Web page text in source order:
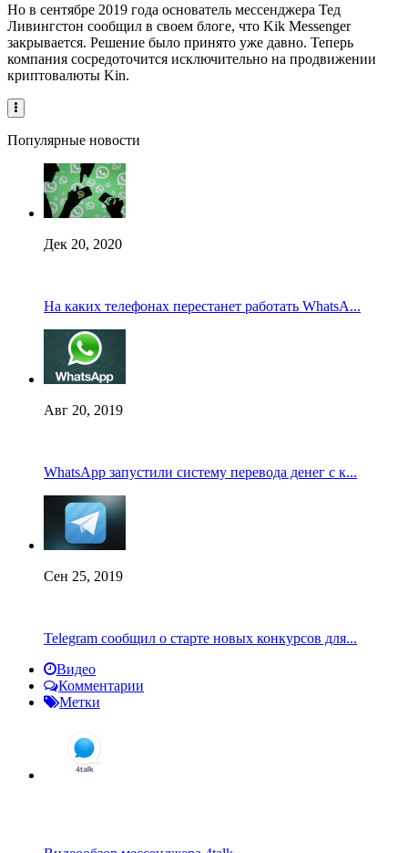
Но в сентябре 2019 года основатель мессенджера Тед
Ливингстон сообщил в своем блоге, что Kik Messenger
закрывается. Решение было принято уже давно. Теперь
компания сосредоточится исключительно на продвижении
криптовалюты Kin.
Популярные новости
Дек 20, 2020
На каких телефонах перестанет работать WhatsA...
Авг 20, 2019
WhatsApp запустили систему перевода денег с к...
Сен 25, 2019
Telegram сообщил о старте новых конкурсов для...
Видео
Комментарии
Метки